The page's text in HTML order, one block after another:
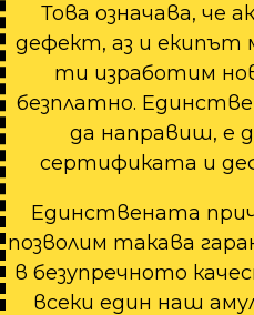
Това означава, че
дефект, аз и екипът
ти изработим
безплатно.
да направиш, е
сертификата и
Единствената
позволим такава
в безупречното
всеки един наш